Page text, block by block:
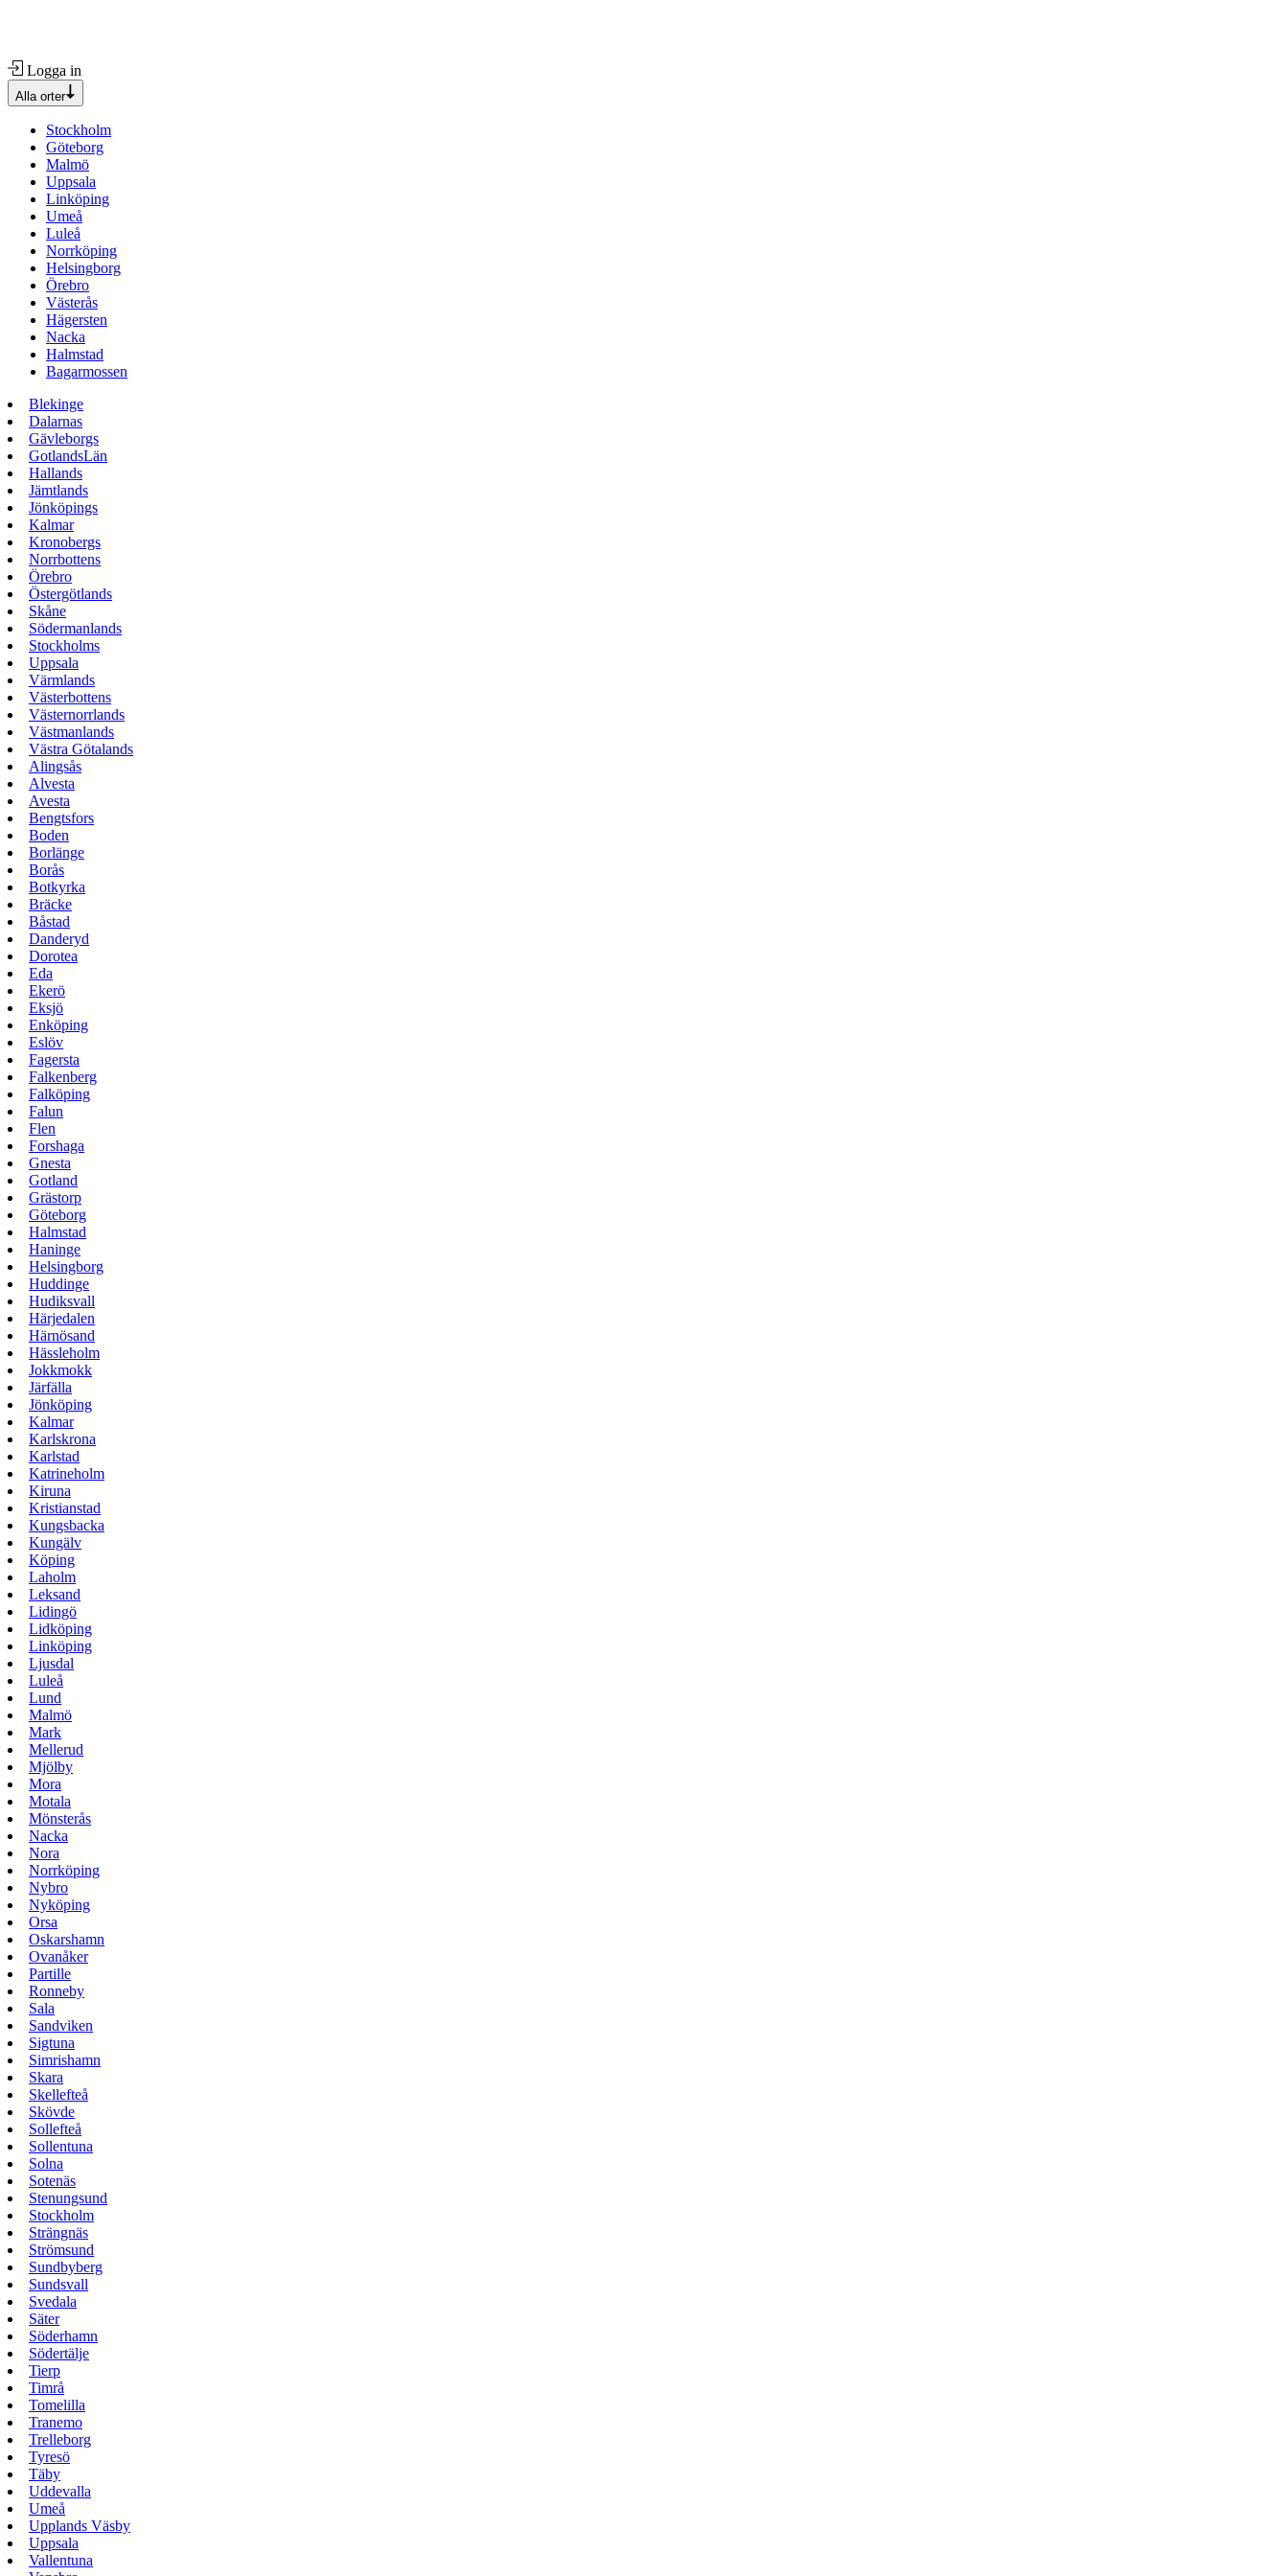
Logga in
Alla orter
Stockholm
Göteborg
Malmö
Uppsala
Linköping
Umeå
Luleå
Norrköping
Helsingborg
Örebro
Västerås
Hägersten
Nacka
Halmstad
Bagarmossen
Blekinge
Dalarnas
Gävleborgs
GotlandsLän
Hallands
Jämtlands
Jönköpings
Kalmar
Kronobergs
Norrbottens
Örebro
Östergötlands
Skåne
Södermanlands
Stockholms
Uppsala
Värmlands
Västerbottens
Västernorrlands
Västmanlands
Västra Götalands
Alingsås
Alvesta
Avesta
Bengtsfors
Boden
Borlänge
Borås
Botkyrka
Bräcke
Båstad
Danderyd
Dorotea
Eda
Ekerö
Eksjö
Enköping
Eslöv
Fagersta
Falkenberg
Falköping
Falun
Flen
Forshaga
Gnesta
Gotland
Grästorp
Göteborg
Halmstad
Haninge
Helsingborg
Huddinge
Hudiksvall
Härjedalen
Härnösand
Hässleholm
Jokkmokk
Järfälla
Jönköping
Kalmar
Karlskrona
Karlstad
Katrineholm
Kiruna
Kristianstad
Kungsbacka
Kungälv
Köping
Laholm
Leksand
Lidingö
Lidköping
Linköping
Ljusdal
Luleå
Lund
Malmö
Mark
Mellerud
Mjölby
Mora
Motala
Mönsterås
Nacka
Nora
Norrköping
Nybro
Nyköping
Orsa
Oskarshamn
Ovanåker
Partille
Ronneby
Sala
Sandviken
Sigtuna
Simrishamn
Skara
Skellefteå
Skövde
Sollefteå
Sollentuna
Solna
Sotenäs
Stenungsund
Stockholm
Strängnäs
Strömsund
Sundbyberg
Sundsvall
Svedala
Säter
Söderhamn
Södertälje
Tierp
Timrå
Tomelilla
Tranemo
Trelleborg
Tyresö
Täby
Uddevalla
Umeå
Upplands Väsby
Uppsala
Vallentuna